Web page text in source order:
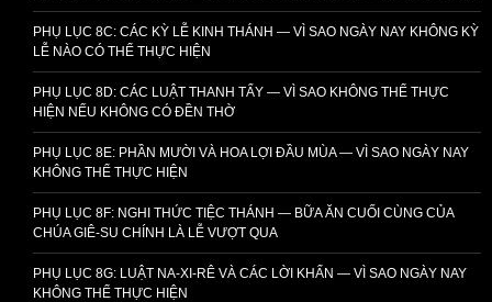
PHỤ LỤC 8C: CÁC KỲ LỄ KINH THÁNH — VÌ SAO NGÀY NAY KHÔNG KỲ
LỄ NÀO CÓ THỂ THỰC HIỆN
PHỤ LỤC 8D: CÁC LUẬT THANH TẨY — VÌ SAO KHÔNG THỂ THỰC
HIỆN NẾU KHÔNG CÓ ĐỀN THỜ
PHỤ LỤC 8E: PHẦN MƯỜI VÀ HOA LỢI ĐẦU MÙA — VÌ SAO NGÀY NAY
KHÔNG THỂ THỰC HIỆN
PHỤ LỤC 8F: NGHI THỨC TIỆC THÁNH — BỮA ĂN CUỐI CÙNG CỦA
CHÚA GIÊ-SU CHÍNH LÀ LỄ VƯỢT QUA
PHỤ LỤC 8G: LUẬT NA-XI-RÊ VÀ CÁC LỜI KHẤN — VÌ SAO NGÀY NAY
KHÔNG THỂ THỰC HIỆN